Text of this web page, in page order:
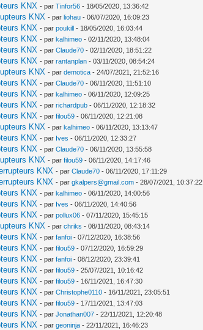
KNX - parTinfor56 - 18/05/2020, 13:36:42
KNX - parliohau - 06/07/2020, 16:09:23
KNX - parpoukill - 18/05/2020, 16:03:44
KNX - parkalhimeo - 02/11/2020, 13:48:04
KNX - parClaude70 - 02/11/2020, 18:51:22
KNX - parrantanplan - 03/11/2020, 08:54:24
KNX - pardemotica - 24/07/2021, 21:52:16
KNX - parClaude70 - 06/11/2020, 11:51:10
KNX - parkalhimeo - 06/11/2020, 12:09:25
KNX - parrichardpub - 06/11/2020, 12:18:32
KNX - parfilou59 - 06/11/2020, 12:21:08
KNX - parkalhimeo - 06/11/2020, 13:13:47
KNX - par Ives - 06/11/2020, 12:33:27
KNX - parClaude70 - 06/11/2020, 13:55:58
KNX - parfilou59 - 06/11/2020, 14:17:46
KNX - parClaude70 - 06/11/2020, 17:11:29
KNX - pargkalpers@gmail.com - 28/07/2021, 10:37:22
KNX - parkalhimeo - 06/11/2020, 14:00:56
KNX - par Ives - 06/11/2020, 14:40:56
KNX - parpollux06 - 07/11/2020, 15:45:15
KNX - parchriks - 08/11/2020, 08:43:14
KNX - parfanfoi - 07/12/2020, 16:38:56
KNX - parfilou59 - 07/12/2020, 16:59:29
KNX - parfanfoi - 08/12/2020, 23:39:41
KNX - parfilou59 - 25/07/2021, 10:16:42
KNX - parfilou59 - 16/11/2021, 16:47:30
KNX - parChristophe0110 - 16/11/2021, 23:05:51
KNX - parfilou59 - 17/11/2021, 13:47:03
KNX - parJonathan007 - 22/11/2021, 12:20:48
KNX - pargeoninja - 22/11/2021, 16:46:23